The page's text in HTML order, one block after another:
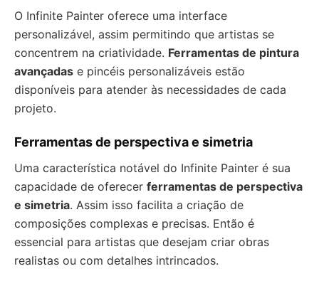
O Infinite Painter oferece uma interface
personalizável, assim permitindo que artistas se
concentrem na criatividade. Ferramentas de pintura
avançadas e pincéis personalizáveis estão
disponíveis para atender às necessidades de cada
projeto.
Ferramentas de perspectiva e simetria
Uma característica notável do Infinite Painter é sua
capacidade de oferecer ferramentas de perspectiva
e simetria. Assim isso facilita a criação de
composições complexas e precisas. Então é
essencial para artistas que desejam criar obras
realistas ou com detalhes intrincados.